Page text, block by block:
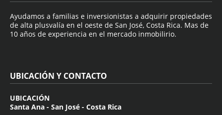
Ayudamos a familias e inversionistas a adquirir propiedades
de alta plusvalía en el oeste de San José, Costa Rica. Mas de
10 años de experiencia en el mercado inmobilirio.
UBICACIÓN Y CONTACTO
UBICACIÓN
Santa Ana - San José - Costa Rica